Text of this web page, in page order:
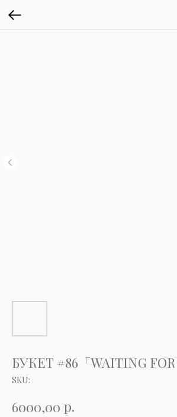
БУКЕТ #86「WAITING FOR
SKU:
6000,00 р.